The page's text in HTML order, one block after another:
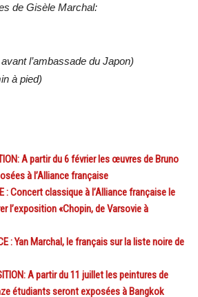
de Gisèle Marchal:
l’ambassade du Japon)
à pied)
A partir du 6 février les œuvres de Bruno
à l’Alliance française
: Concert classique à l’Alliance française le
l’exposition «Chopin, de Varsovie à
: Yan Marchal, le français sur la liste noire de
A partir du 11 juillet les peintures de
étudiants seront exposées à Bangkok